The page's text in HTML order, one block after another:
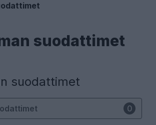
suodattimet
suodattimet
0